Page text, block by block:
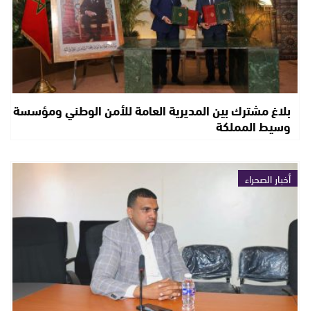
بلاغ مشترك بين المديرية العامة للأمن الوطني ومؤسسة
وسيط المملكة
أخبار الصحراء